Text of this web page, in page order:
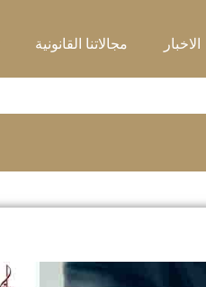
الاخبار مجالاتنا القانونية